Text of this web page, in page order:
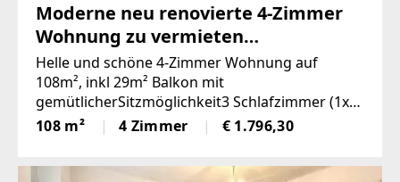
Moderne neu renovierte 4-Zimmer
Wohnung zu vermieten
(Provisionsfrei)
Helle und schöne 4-Zimmer Wohnung auf
108m², inkl 29m² Balkon mit
gemütlicherSitzmöglichkeit3 Schlafzimmer (1x
vollmöbliert)Küche & Wohnbereich (Küche mit
Steinplatte und hochwertigen
108 m² 4 Zimmer € 1.796,30